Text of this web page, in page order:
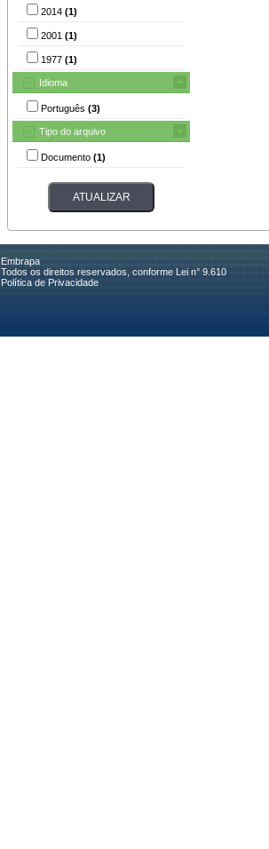
2014 (1)
2001 (1)
1977 (1)
Idioma
Português (3)
Tipo do arquivo
Documento (1)
Embrapa
Todos os direitos reservados, conforme Lei n° 9.610
Política de Privacidade